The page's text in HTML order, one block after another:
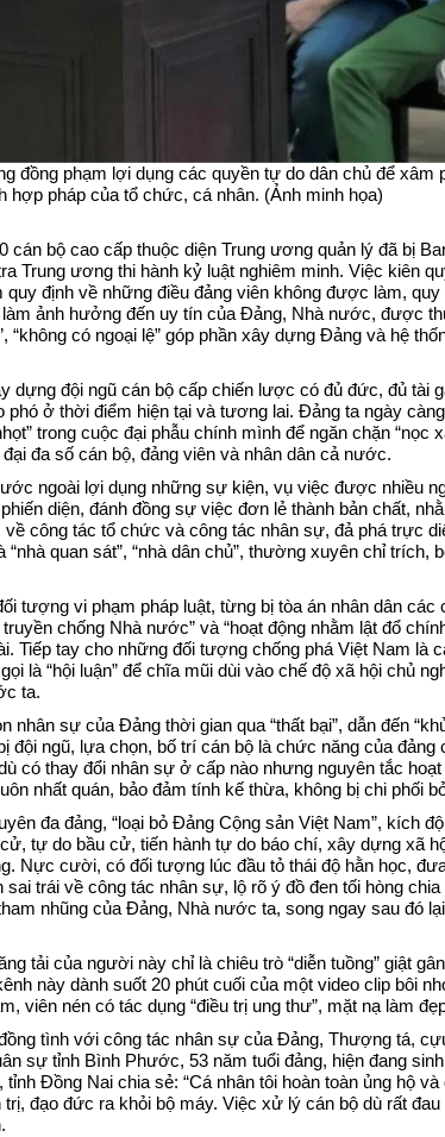
BVĐK Pa Há
BVĐK Nậm
BVĐK
BVĐK Tam
BVĐK Than
BVĐK Sìn
DS đăng
đồng phạm lợi dụng các quyền tự do dân chủ để xâm
hợp pháp của tổ chức, cá nhân. (Ảnh minh họa)
bộ cao cấp thuộc diện Trung ương quản lý đã bị
Trung ương thi hành kỷ luật nghiêm minh. Việc kiên
định về những điều đảng viên không được làm, quy
ảnh hưởng đến uy tín của Đảng, Nhà nước, được
“không có ngoại lệ” góp phần xây dựng Đảng và hệ
dựng đội ngũ cán bộ cấp chiến lược có đủ đức, đủ tài
ở thời điểm hiện tại và tương lai. Đảng ta ngày
trong cuộc đại phẫu chính mình để ngăn chặn “nọc
đa số cán bộ, đảng viên và nhân dân cả nước.
ngoài lợi dụng những sự kiện, vụ việc được nhiều
diện, đánh đồng sự việc đơn lẻ thành bản chất,
công tác tổ chức và công tác nhân sự, đả phá trực
quan sát”, “nhà dân chủ”, thường xuyên chỉ trích,
tượng vi phạm pháp luật, từng bị tòa án nhân dân các
chống Nhà nước” và “hoạt động nhằm lật đổ
Tiếp tay cho những đối tượng chống phá Việt Nam là
là “hội luận” để chĩa mũi dùi vào chế độ xã hội chủ
ta.
sự của Đảng thời gian qua “thất bại”, dẫn đến
đội ngũ, lựa chọn, bố trí cán bộ là chức năng của
có thay đổi nhân sự ở cấp nào nhưng nguyên tắc
nhất quán, bảo đảm tính kế thừa, không bị chi phối
đa đảng, “loại bỏ Đảng Cộng sản Việt Nam”, kích
tự do bầu cử, tiến hành tự do báo chí, xây dựng xã
Nực cười, có đối tượng lúc đầu tỏ thái độ hằn học,
trái về công tác nhân sự, lộ rõ ý đồ đen tối hòng
nhũng của Đảng, Nhà nước ta, song ngay sau đó
tải của người này chỉ là chiêu trò “diễn tuồng” giật
này dành suốt 20 phút cuối của một video clip bôi
nén có tác dụng “điều trị ung thư”, mặt nạ làm
tình với công tác nhân sự của Đảng, Thượng tá,
sự tỉnh Bình Phước, 53 năm tuổi đảng, hiện đang
Đồng Nai chia sẻ: “Cá nhân tôi hoàn toàn ủng hộ
đạo đức ra khỏi bộ máy. Việc xử lý cán bộ dù rất